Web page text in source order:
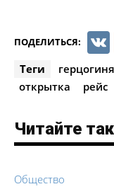
ПОДЕЛИТЬСЯ:
Теги
открытка
рейс
Читайте
Общество